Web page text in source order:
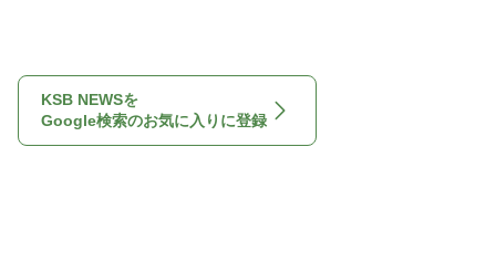
KSB NEWSを
Google検索のお気に入りに登録